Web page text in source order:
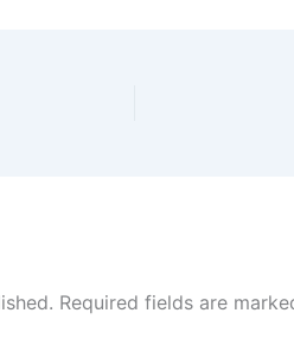
Required fields are